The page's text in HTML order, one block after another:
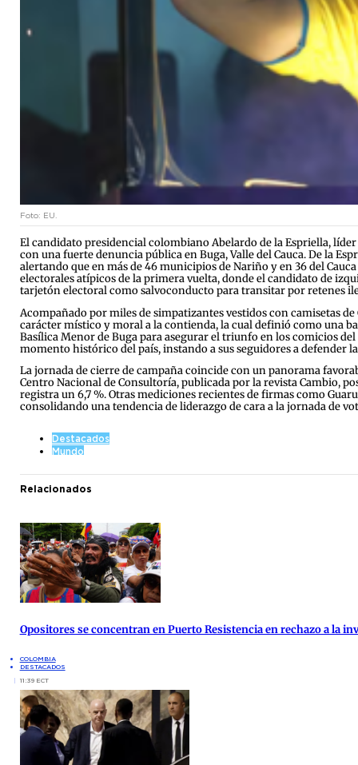
Foto: EU.
El candidato presidencial colombiano Abelardo de la Espriella,
con una fuerte denuncia pública en Buga, Valle del Cauca. De la
alertando que en más de 46 municipios de Nariño y en 36 del
electorales atípicos de la primera vuelta, donde el candidato de
tarjetón electoral como salvoconducto para transitar por retenes
Acompañado por miles de simpatizantes vestidos con camisetas
carácter místico y moral a la contienda, la cual definió como una
Basílica Menor de Buga para asegurar el triunfo en los comicios
momento histórico del país, instando a sus seguidores a
La jornada de cierre de campaña coincide con un panorama
Centro Nacional de Consultoría, publicada por la revista Cambio,
registra un 6,7 %. Otras mediciones recientes de firmas como
consolidando una tendencia de liderazgo de cara a la jornada de
Destacados
Mundo
Relacionados
Opositores se concentran en Puerto Resistencia en rechazo a la
COLOMBIA
DESTACADOS
11:39 ECT